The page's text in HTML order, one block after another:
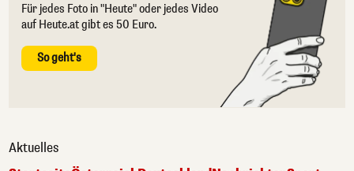
Für jedes Foto in "Heute" oder jedes Video
auf Heute.at gibt es 50 Euro.
So geht's
Aktuelles